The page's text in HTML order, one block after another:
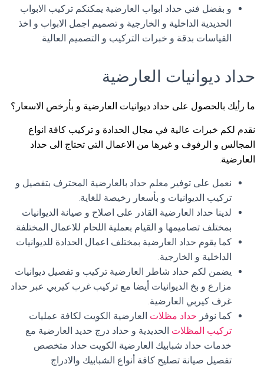
و بفضل فني حداد ابواب العارضية يمكنكم تركيب الابواب
الحديدية الداخلية و الخارجية و تصميم اجمل الابواب و اخذ
القياسات بدقة و خبرات التركيب و التصميم العالية.
حداد ديوانيات العارضية
ما رأيك بالحصول على حداد ديوانيات العارضية و بأرخص الاسعار؟
نقدم لكم خبرات عالية في مجال الحدادة و تركيب كافة انواع
المجالس و الرفوف و غيرها من الاعمال التي تحتاج الى حداد
العارضية.
نعمل على توفير معلم حداد بالعارضية المحترف بتفصيل و
تركيب الديوانيات و بأسعار رخيصة للغاية.
لدينا حداد العارضية القادر على اصلاح و صيانة الديوانيات
بمختلف تصاميمها و القيام بعملية اللحام للاعمال المختلفة.
كما يقوم حداد العارضية بمختلف اعمال الحدادة للديوانيات
الداخلية و الخارجية.
يضمن لكم حداد شاطر العارضية تركيب و تفصيل ديوانيات
مزارع و بخ الديوانيات أيضا مع تركيب غرب كيربي عبر حداد
غرف كيربي العارضية.
كما نوفر حداد مظلات العارضية الكويت لكافة عمليات
تركيب المظلات الحديدية و حداد درج حديد العارضية مع
خدمات حداد شبابيك العارضية الكويت حداد متخصص
تفصيل صيانة تصليح كافة أنواع الشبابيك والادراج